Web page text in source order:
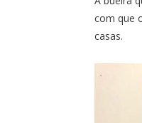
com que
casas.